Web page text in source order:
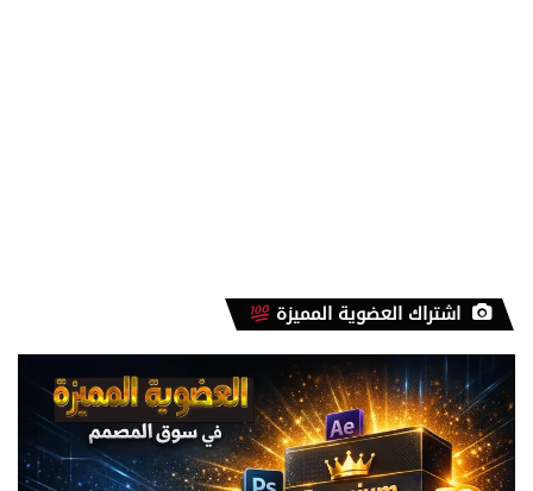
اشتراك العضوية المميزة